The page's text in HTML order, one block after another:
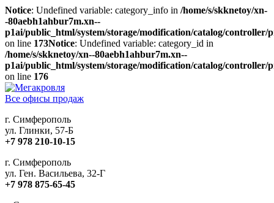
Notice: Undefined variable: category_info in /home/s/skknetoy/xn-
-80aebh1ahbur7m.xn--
p1ai/public_html/system/storage/modification/catalog/
on line 173Notice: Undefined variable: category_id in
/home/s/skknetoy/xn--80aebh1ahbur7m.xn--
p1ai/public_html/system/storage/modification/catalog/
on line 176
Все офисы продаж
г. Симферополь
ул. Глинки, 57-Б
+7 978 210-10-15
г. Симферополь
ул. Ген. Васильева, 32-Г
+7 978 875-65-45